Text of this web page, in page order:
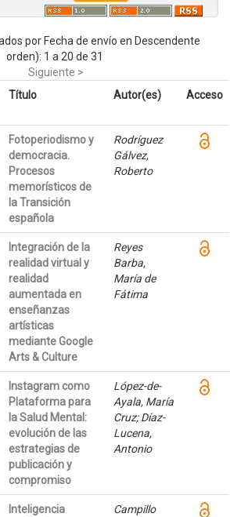
por Fecha de envío en Descendente
orden): 1 a 20 de 31
Siguiente >
Título Autor(es) Acceso
Fotoperiodismo y
democracia.
Procesos
memorísticos de
la Transición
española
Rodríguez
Gálvez,
Roberto
Integración de la
realidad virtual y
realidad
aumentada en
enseñanzas
artísticas
mediante Google
Arts & Culture
Reyes
Barba,
María de
Fátima
Instagram como
Plataforma para
la Salud Mental:
evolución de las
estrategias de
publicación y
compromiso
López-de-
Ayala, María
Cruz; Díaz-
Lucena,
Antonio
Inteligencia
Campillo